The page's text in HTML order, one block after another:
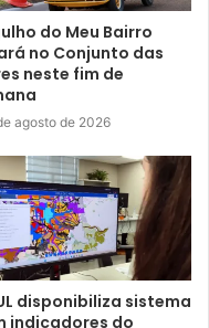
londrina programa
do Meu Bairro
no Conjunto das
neste fim de
agosto de 2026
disponibiliza sistema
indicadores do